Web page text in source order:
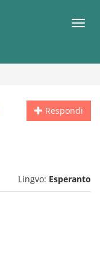
Respondi
Lingvo: Esperanto